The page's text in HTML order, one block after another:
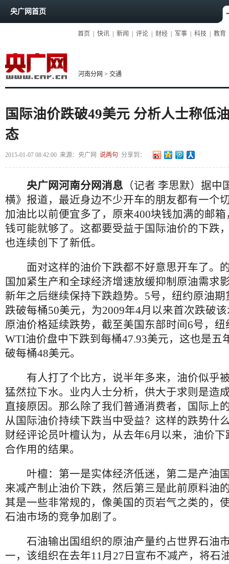
央广网首页
首页 快讯 新闻 评论 财经 军事 科技 教育
河南分网 > 交通
国际油价跌破49美元 分析人士称低
态
2015-01-07 08:42:00 来源： 央广网 说两句 分享到：
央广网河南分网消息 （记者 李思默）据中
横》报道，最近身边不少开车的朋友都有一个
加油比以前便宜多了，原来400块钱加满的邮
钱可能就够了。这都要受益于国际油价的下跌
也连续创下了新低。
面对这样的油价下跌都不好意思开车了。
国加紧生产和全球经济增速放缓抑制原油需求
新年之后继续保持下跌趋势。5号，纽约原油
跌破每桶50美元，为2009年4月以来首次跌破
原油价格延续跌势，截至美国东部时间6号，纽
WTI油价盘中下跌到每桶47.93美元，这也是五
破每桶48美元。
有人打了个比方，说半年多来，油价似乎
猛然拉下水。业内人士分析，供大于求则是造
直接原因。那么除了我们普通消费者，国际上
从国际油价持续下跌当中受益？这样的跌势什
财经评论员叶檀认为，从去年6月以来，油价
合作用的结果。
叶檀：第一是实体经济低迷，第二是产油
来减产制止油价下跌，然后第三是此前原料油
其是一些非常规的，像美国的页岩气之类的，
石油市场的竞争加剧了。
石油输出国组织的原油产量约占世界石油
一，该组织在去年11月27日宣布不减产，将石